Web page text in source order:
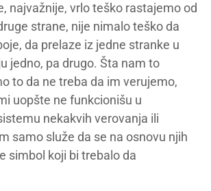
najvažnije, vrlo teško rastajemo od
strane, nije nimalo teško da
da prelaze iz jedne stranke u
jedno, pa drugo. Šta nam to
to da ne treba da im verujemo,
uopšte ne funkcionišu u
nekakvih verovanja ili
samo služe da se na osnovu njih
simbol koji bi trebalo da